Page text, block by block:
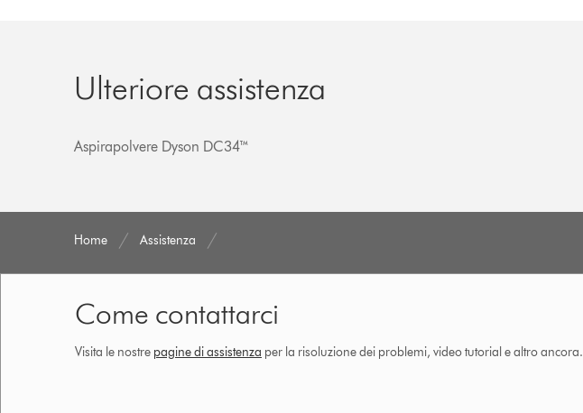
Ulteriore assistenza
Aspirapolvere Dyson DC34™
Home Assistenza
Come contattarci
Visita le nostre pagine di assistenza per la risoluzione dei problemi, video tutorial e altro ancora.